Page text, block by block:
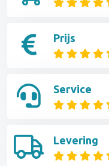
Prijs
Service
Levering